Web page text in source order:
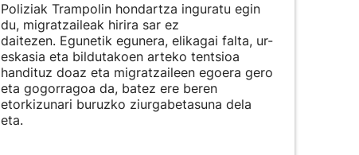
Poliziak Trampolin hondartza inguratu egin
du, migratzaileak hirira sar ez
daitezen. Egunetik egunera, elikagai falta, ur-
eskasia eta bildutakoen arteko tentsioa
handituz doaz eta migratzaileen egoera gero
eta gogorragoa da, batez ere beren
etorkizunari buruzko ziurgabetasuna dela
eta.